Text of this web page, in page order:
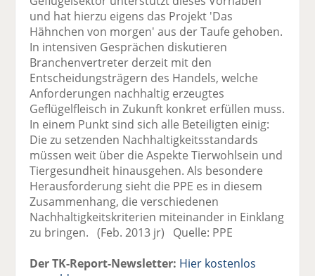
und hat hierzu eigens das Projekt 'Das
Hähnchen von morgen' aus der Taufe gehoben.
In intensiven Gesprächen diskutieren
Branchenvertreter derzeit mit den
Entscheidungsträgern des Handels, welche
Anforderungen nachhaltig erzeugtes
Geflügelfleisch in Zukunft konkret erfüllen muss.
In einem Punkt sind sich alle Beteiligten einig:
Die zu setzenden Nachhaltigkeitsstandards
müssen weit über die Aspekte Tierwohlsein und
Tiergesundheit hinausgehen. Als besondere
Herausforderung sieht die PPE es in diesem
Zusammenhang, die verschiedenen
Nachhaltigkeitskriterien miteinander in Einklang
zu bringen. (Feb. 2013 jr) Quelle: PPE
Der TK-Report-Newsletter: Hier kostenlos